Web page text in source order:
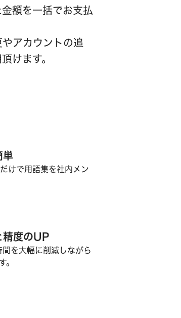
額を一括でお支払
アカウントの追
けます。
単
けで用語集を社内メン
精度のUP
を大幅に削減しながら
。